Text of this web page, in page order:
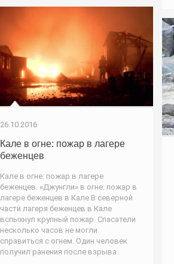
26.10.2016
Кале в огне: пожар в лагере
беженцев
Кале в огне: пожар в лагере
беженцев. «Джунгли» в огне: пожар в
лагере беженцев в Кале В северной
части лагеря беженцев в Кале
вспыхнул крупный пожар. Спасатели
несколько часов не могли
справиться с огнем. Один человек
получил ранения после взрыва